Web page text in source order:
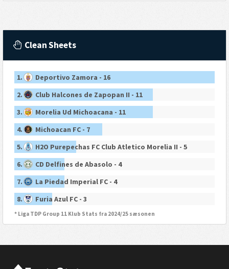
Clean Sheets
1.
Deportivo Zamora - 16
2.
Club Halcones de Zapopan II - 11
3.
Morelia Ud Michoacana - 11
4.
Michoacan FC - 7
5.
H2O Purepechas FC Club Atletico Morelia II - 5
6.
CD Delfines de Abasolo - 4
7.
La Piedad Imperial FC - 4
8.
Furia Azul FC - 3
* Liga TDP Group 11 Klub Stats fra 2024/25 sæsonen